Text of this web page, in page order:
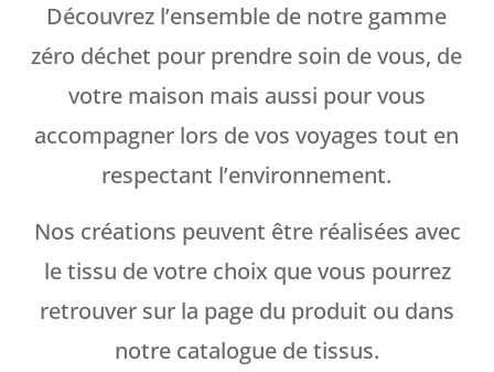
Découvrez l’ensemble de notre gamme
zéro déchet pour prendre soin de vous, de
votre maison mais aussi pour vous
accompagner lors de vos voyages tout en
respectant l’environnement.
Nos créations peuvent être réalisées avec
le tissu de votre choix que vous pourrez
retrouver sur la page du produit ou dans
notre catalogue de tissus.